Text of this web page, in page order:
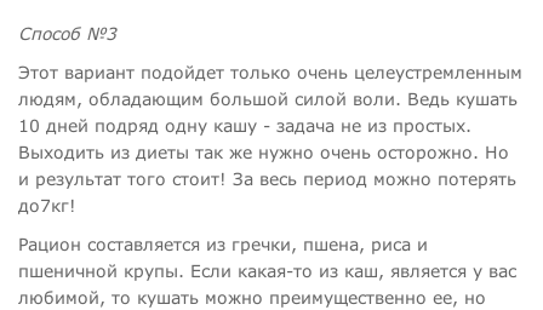
Способ №3
Этот вариант подойдет только очень целеустремленным
людям, обладающим большой силой воли. Ведь кушать
10 дней подряд одну кашу - задача не из простых.
Выходить из диеты так же нужно очень осторожно. Но
и результат того стоит! За весь период можно потерять
до7кг!
Рацион составляется из гречки, пшена, риса и
пшеничной крупы. Если какая-то из каш, является у вас
любимой, то кушать можно преимущественно ее, но